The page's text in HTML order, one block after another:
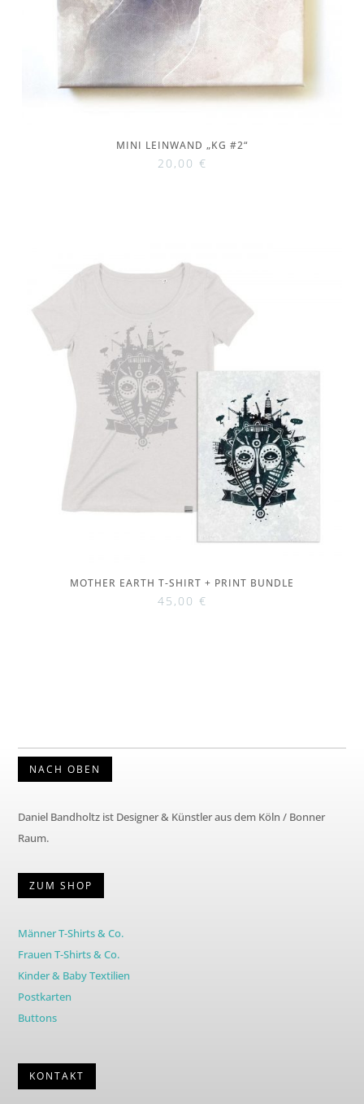
MINI LEINWAND „KG #2“
20,00 €
MOTHER EARTH T-SHIRT + PRINT BUNDLE
45,00 €
NACH OBEN
Daniel Bandholtz ist Designer & Künstler aus dem Köln / Bonner
Raum.
ZUM SHOP
Männer T-Shirts & Co.
Frauen T-Shirts & Co.
Kinder & Baby Textilien
Postkarten
Buttons
KONTAKT